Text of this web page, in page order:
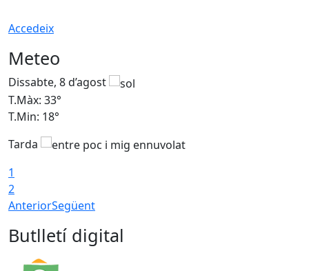
Accedeix
Meteo
Dissabte, 8 d’agost
T.Màx: 33°
T.Min: 18°
Tarda
1
2
AnteriorSegüent
Butlletí digital